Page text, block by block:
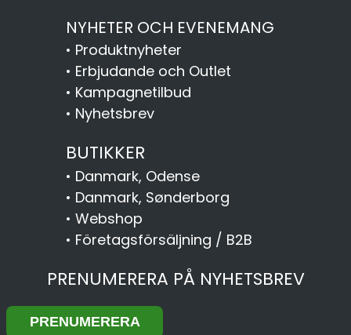
NYHETER OCH EVENEMANG
• Produktnyheter
• Erbjudande och Outlet
• Kampagnetilbud
• Nyhetsbrev
BUTIKKER
• Danmark, Odense
• Danmark, Sønderborg
• Webshop
• Företagsförsäljning / B2B
PRENUMERERA PÅ NYHETSBREV